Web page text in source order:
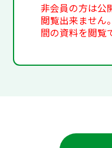
非会員の方は公
閲覧出来ません
間の資料を閲覧